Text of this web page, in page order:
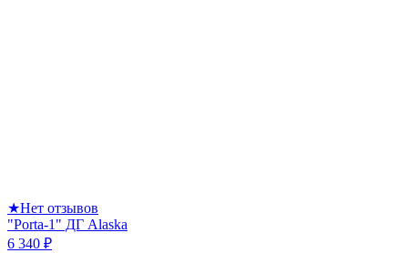
★Нет отзывов
"Porta-1" ДГ Alaska
6 340 ₽